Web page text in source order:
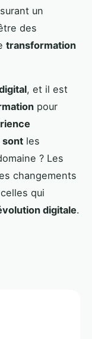
un
des
transformation
, et il est
pour
sont les
? Les
changements
qui
digitale.